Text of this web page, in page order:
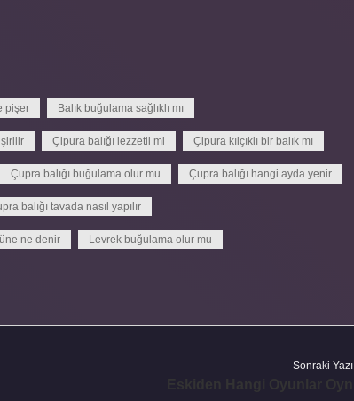
pişer Balık buğulama sağlıklı mı
Çipura balığı lezzetli mi Çipura kılçıklı bir balık mı
Çupra balığı buğulama olur mu Çupra balığı hangi ayda yenir
balığı tavada nasıl yapılır
ne denir Levrek buğulama olur mu
Sonraki Yazı